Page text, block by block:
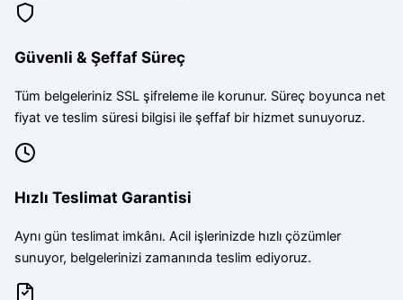
Güvenli & Şeffaf Süreç
Tüm belgeleriniz SSL şifreleme ile korunur. Süreç boyunca net
fiyat ve teslim süresi bilgisi ile şeffaf bir hizmet sunuyoruz.
Hızlı Teslimat Garantisi
Aynı gün teslimat imkânı. Acil işlerinizde hızlı çözümler
sunuyor, belgelerinizi zamanında teslim ediyoruz.